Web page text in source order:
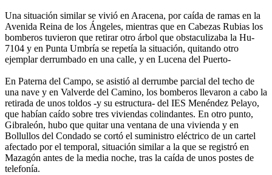
Una situación similar se vivió en Aracena, por caída de ramas en la
Avenida Reina de los Ángeles, mientras que en Cabezas Rubias los
bomberos tuvieron que retirar otro árbol que obstaculizaba la Hu-
7104 y en Punta Umbría se repetía la situación, quitando otro
ejemplar derrumbado en una calle, y en Lucena del Puerto-
En Paterna del Campo, se asistió al derrumbe parcial del techo de
una nave y en Valverde del Camino, los bomberos llevaron a cabo la
retirada de unos toldos -y su estructura- del IES Menéndez Pelayo,
que habían caído sobre tres viviendas colindantes. En otro punto,
Gibraleón, hubo que quitar una ventana de una vivienda y en
Bollullos del Condado se cortó el suministro eléctrico de un cartel
afectado por el temporal, situación similar a la que se registró en
Mazagón antes de la media noche, tras la caída de unos postes de
telefonía.